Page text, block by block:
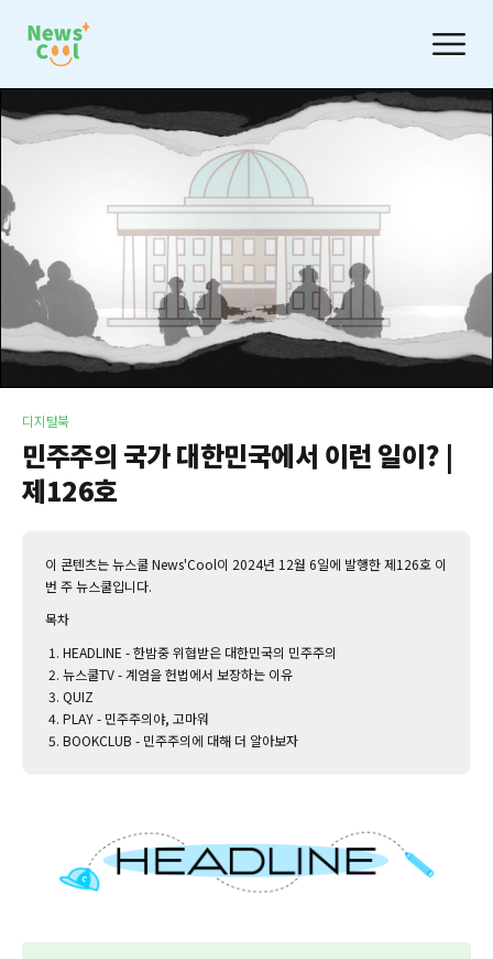
디지털북
민주주의 국가 대한민국에서 이런 일이? |
제126호
이 콘텐츠는 뉴스쿨 News'Cool이 2024년 12월 6일에 발행한 제126호 이
번 주 뉴스쿨입니다.‌
목차
HEADLINE - 한밤중 위협받은 대한민국의 민주주의
뉴스쿨TV - 계엄을 헌법에서 보장하는 이유
QUIZ
PLAY - 민주주의야, 고마워
BOOKCLUB - 민주주의에 대해 더 알아보자